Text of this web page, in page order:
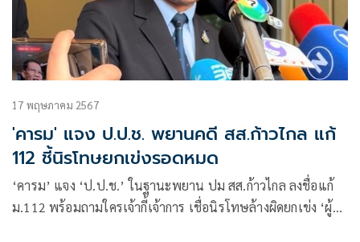
17 พฤษภาคม 2567
'คารม' แจง ป.ป.ช. พยานคดี สส.ก้าวไกล แก้
112 ชี้นิรโทษยกเข่งรอดหมด
‘คารม’ แจง ‘ป.ป.ช.’ ในฐานะพยาน ปม สส.ก้าวไกล ลงชื่อแก้
ม.112 พร้อมถามใครเจ้ากี้เจ้าการ เชื่อนิรโทษล้างผิดยกเข่ง ‘ผู้นำ